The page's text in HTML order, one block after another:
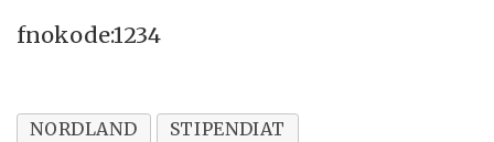
fnokode:1234
NORDLAND
STIPENDIAT